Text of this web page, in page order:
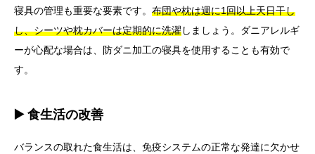
寝具の管理も重要な要素です。 布団や枕は週に1回以上天日干し
し、シーツや枕カバーは定期的に洗濯しましょう。ダニアレルギ
ーが心配な場合は、防ダニ加工の寝具を使用することも有効で
す。
▶️ 食生活の改善
バランスの取れた食生活は、免疫システムの正常な発達に欠かせ